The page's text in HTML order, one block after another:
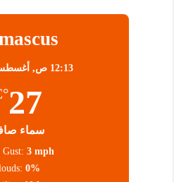
12:13 ص, أغسطس 8,
27
°C
سماء
3 mph
0%